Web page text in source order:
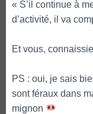
« S’il continue à
d’activité, il va
Et vous,
PS : oui, je sais
sont féraux dans
mignon